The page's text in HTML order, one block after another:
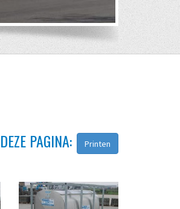
DEZE PAGINA: Printen